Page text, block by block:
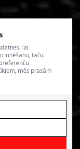
lai
taču
mēs prasām